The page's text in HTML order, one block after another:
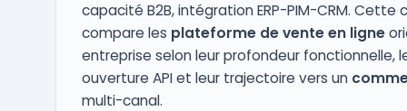
capacité B2B, intégration ERP-PIM-CRM. Cette
compare les plateforme de vente en ligne
entreprise selon leur profondeur fonctionnelle,
ouverture API et leur trajectoire vers un
multi-canal.